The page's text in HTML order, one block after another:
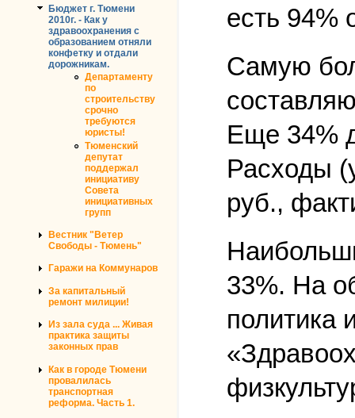
Бюджет г. Тюмени
2010г. - Как у
здравоохранения с
образованием отняли
конфетку и отдали
дорожникам.
Департаменту
по
строительству
срочно
требуются
юристы!
Тюменский
депутат
поддержал
инициативу
Совета
инициативных
групп
Вестник "Ветер
Свободы - Тюмень"
Гаражи на Коммунаров
За капитальный
ремонт милиции!
Из зала суда ... Живая
практика защиты
законных прав
Как в городе Тюмени
провалилась
транспортная
реформа. Часть 1.
есть 94%
Самую
Еще 34%
Расходы
руб.,
33%. На
политика